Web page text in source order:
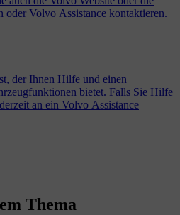
oder Volvo Assistance kontaktieren.
der Ihnen Hilfe und einen
bietet. Falls Sie Hilfe
an ein Volvo Assistance
Thema